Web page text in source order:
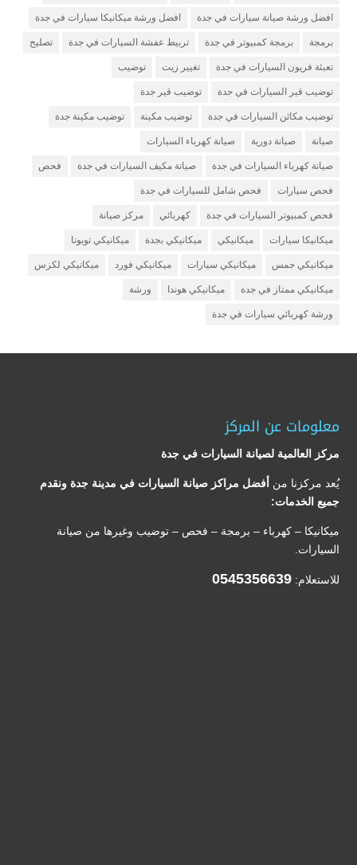
افضل ورشة صيانة سيارات في جدة افضل ورشة ميكانيكا سيارات في جدة
برمجة برمجة كمبيوتر في جدة تربيط عفشة السيارات في جدة تصليح
تعبئة فريون السيارات في جدة تغيير زيت توضيب
توضيب قير السيارات في جدة توضيب قير جدة
توضيب مكائن السيارات في جدة توضيب مكينة توضيب مكينة جدة
صيانة صيانة دورية صيانة كهرباء السيارات
صيانة كهرباء السيارات في جدة صيانة مكيف السيارات في جدة فحص
فحص سيارات فحص شامل للسيارات في جدة
فحص كمبيوتر السيارات في جدة كهربائي مركز صيانة
ميكانيكا سيارات ميكانيكي ميكانيكي بجدة ميكانيكي تويوتا
ميكانيكي جمس ميكانيكي سيارات ميكانيكي فورد ميكانيكي لكزس
ميكانيكي ممتاز في جدة ميكانيكي هوندا ورشة
ورشة كهربائي سيارات في جدة
معلومات عن المركز
مركز العالمية لصيانة السيارات في جدة
يُعد مركزنا من أفضل مراكز صيانة السيارات في مدينة جدة ونقدم
جميع الخدمات:
ميكانيكا – كهرباء – برمجة – فحص – توضيب وغيرها من صيانة
السيارات.
للاستعلام: 0545356639